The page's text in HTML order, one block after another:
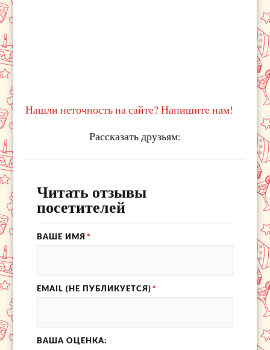
Нашли неточность на сайте? Напишите нам!
Рассказать друзьям:
Читать отзывы
посетителей
ВАШЕ ИМЯ *
EMAIL (НЕ ПУБЛИКУЕТСЯ) *
ВАША ОЦЕНКА: